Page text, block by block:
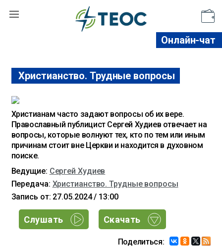
Онлайн-чат
Христианство. Трудные вопросы
Христианам часто задают вопросы об их вере.
Православный публицист Сергей Худиев отвечает на
вопросы, которые волнуют тех, кто по тем или иным
причинам стоит вне Церкви и находится в духовном
поиске.
Ведущие: Сергей Худиев
Передача: Христианство. Трудные вопросы
Запись от: 27.05.2024 / 13:00
Слушать Скачать
Поделиться: